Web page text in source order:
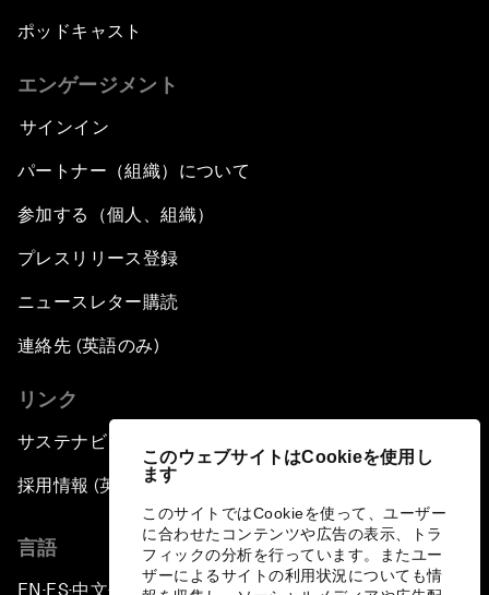
このウェブサイトはCookieを使用し
ます
このサイトではCookieを使って、ユーザー
に合わせたコンテンツや広告の表示、トラ
フィックの分析を行っています。またユー
ザーによるサイトの利用状況についても情
ポッドキャスト
エンゲージメント
サインイン
パートナー（組織）について
参加する（個人、組織）
プレスリリース登録
ニュースレター購読
連絡先 (英語のみ)
リンク
サステナビリティへの取り組み
採用情報 (英語のみ)
言語
EN ▪ES▪中文▪ 日本語